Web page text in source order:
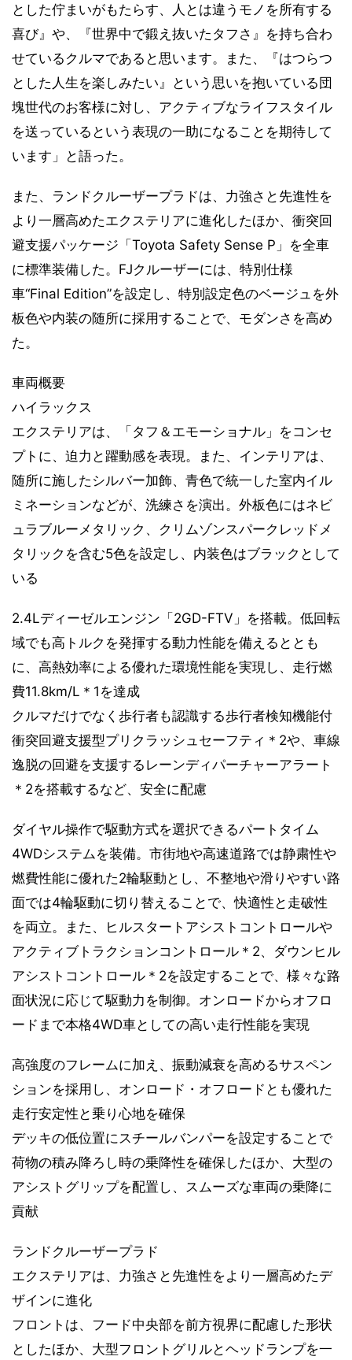
とした佇まいがもたらす、人とは違うモノを所有する
喜び』や、『世界中で鍛え抜いたタフさ』を持ち合わ
せているクルマであると思います。また、『はつらつ
とした人生を楽しみたい』という思いを抱いている団
塊世代のお客様に対し、アクティブなライフスタイル
を送っているという表現の一助になることを期待して
います」と語った。
また、ランドクルーザープラドは、力強さと先進性を
より一層高めたエクステリアに進化したほか、衝突回
避支援パッケージ「Toyota Safety Sense P」を全車
に標準装備した。FJクルーザーには、特別仕様
車“Final Edition”を設定し、特別設定色のベージュを外
板色や内装の随所に採用することで、モダンさを高め
た。
車両概要
ハイラックス
エクステリアは、「タフ＆エモーショナル」をコンセ
プトに、迫力と躍動感を表現。また、インテリアは、
随所に施したシルバー加飾、青色で統一した室内イル
ミネーションなどが、洗練さを演出。外板色にはネビ
ュラブルーメタリック、クリムゾンスパークレッドメ
タリックを含む5色を設定し、内装色はブラックとして
いる
2.4Lディーゼルエンジン「2GD-FTV」を搭載。低回転
域でも高トルクを発揮する動力性能を備えるととも
に、高熱効率による優れた環境性能を実現し、走行燃
費11.8km/L＊1を達成
クルマだけでなく歩行者も認識する歩行者検知機能付
衝突回避支援型プリクラッシュセーフティ＊2や、車線
逸脱の回避を支援するレーンディパーチャーアラート
＊2を搭載するなど、安全に配慮
ダイヤル操作で駆動方式を選択できるパートタイム
4WDシステムを装備。市街地や高速道路では静粛性や
燃費性能に優れた2輪駆動とし、不整地や滑りやすい路
面では4輪駆動に切り替えることで、快適性と走破性
を両立。また、ヒルスタートアシストコントロールや
アクティブトラクションコントロール＊2、ダウンヒル
アシストコントロール＊2を設定することで、様々な路
面状況に応じて駆動力を制御。オンロードからオフロ
ードまで本格4WD車としての高い走行性能を実現
高強度のフレームに加え、振動減衰を高めるサスペン
ションを採用し、オンロード・オフロードとも優れた
走行安定性と乗り心地を確保
デッキの低位置にスチールバンパーを設定することで
荷物の積み降ろし時の乗降性を確保したほか、大型の
アシストグリップを配置し、スムーズな車両の乗降に
貢献
ランドクルーザープラド
エクステリアは、力強さと先進性をより一層高めたデ
ザインに進化
フロントは、フード中央部を前方視界に配慮した形状
としたほか、大型フロントグリルとヘッドランプを一